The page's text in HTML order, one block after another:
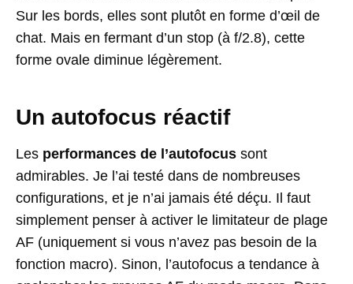
Sur les bords, elles sont plutôt en forme d’œil de
chat. Mais en fermant d’un stop (à f/2.8), cette
forme ovale diminue légèrement.
Un autofocus réactif
Les performances de l’autofocus sont
admirables. Je l’ai testé dans de nombreuses
configurations, et je n’ai jamais été déçu. Il faut
simplement penser à activer le limitateur de plage
AF (uniquement si vous n’avez pas besoin de la
fonction macro). Sinon, l’autofocus a tendance à